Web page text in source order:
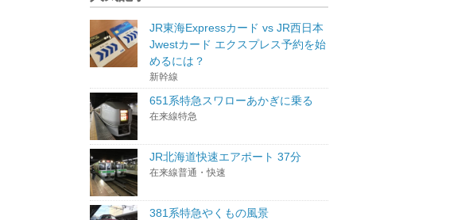
JR東海Expressカード vs JR西日本
Jwestカード エクスプレス予約を始
めるには？
新幹線
651系特急スワローあかぎに乗る
在来線特急
JR北海道快速エアポート 37分
在来線普通・快速
381系特急やくもの風景